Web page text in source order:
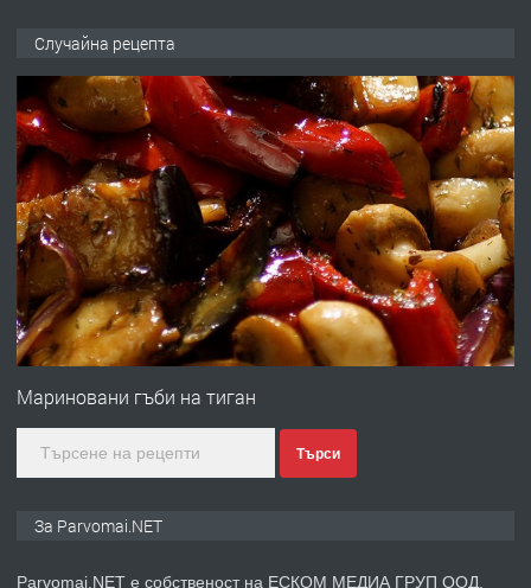
преди 1 година
ПРЕДЛАГА Работа за общи работници
преди 1 година
ПРЕДЛАГА
Първи поход "По стъпките на Ангел
Случайна рецепта
Мариновани гъби на тиган
Търси
За Parvomai.NET
Parvomai.NET е собственост на ЕСКОМ МЕДИА ГРУП ООД.